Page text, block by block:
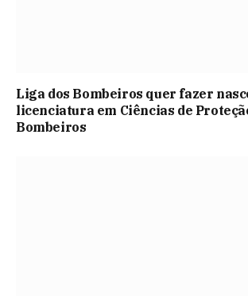
Liga dos Bombeiros quer fazer
licenciatura em Ciências de
Bombeiros